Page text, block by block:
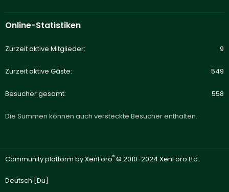
Online-Statistiken
Zurzeit aktive Mitglieder 9
Zurzeit aktive Gäste 549
Besucher gesamt 558
Die Summen können auch versteckte Besucher enthalten.
Community platform by XenForo® © 2010-2024 XenForo Ltd.
Deutsch [Du]